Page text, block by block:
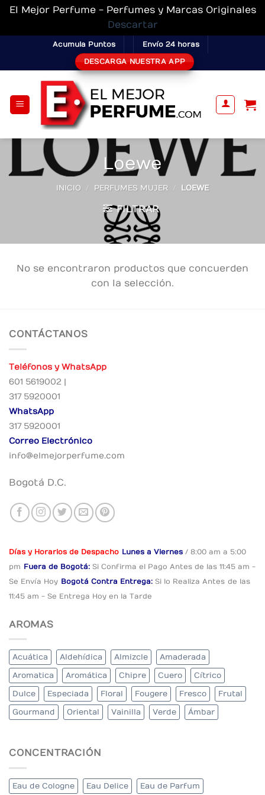
El Mejor Perfume - Perfumes y Marcas Originales
Descartar
content
Acumula Puntos Envío 24 horas
DESCARGA NUESTRA APP
Loewe
INICIO / PERFUMES MUJER / LOEWE
FILTRAR
No se encontraron productos que concuerden
con la selección.
CONTÁCTANOS
Teléfonos y WhatsApp
601 5619002 |
317 5920001
WhatsApp
317 5920001
Correo Electrónico
info@elmejorperfume.com
Bogotá D.C.
Días y Horarios de Despacho Lunes a Viernes / 8:00 am a 5:00
pm Fuera de Bogotá: Si Confirma el Pago Antes de las 11:45 am -
Se Envía Hoy Bogotá Contra Entrega: Si lo Realiza Antes de las
11:45 am - Se Entrega Hoy en la Tarde
AROMAS
Acuática Aldehídica Almizcle Amaderada
Aromatica Aromática Chipre Cuero Cítrico
Dulce Especiada Floral Fougere Fresco Frutal
Gourmand Oriental Vainilla Verde Ámbar
CONCENTRACIÓN
Eau de Cologne Eau Delice Eau de Parfum